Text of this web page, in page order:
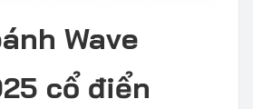
Wave
cổ điển